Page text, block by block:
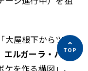
大屋根下からツリ
エルガーラ・パサ
を作る構図」、